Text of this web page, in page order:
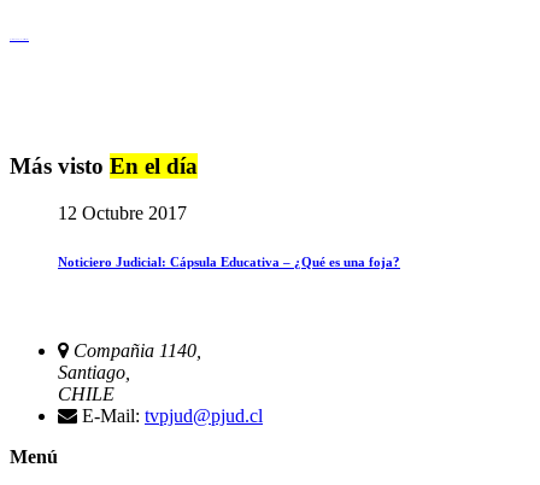
Más visto En el día
12 Octubre 2017
Noticiero Judicial: Cápsula Educativa – ¿Qué es una foja?
Compañia 1140,
Santiago,
CHILE
E-Mail: tvpjud@pjud.cl
Menú